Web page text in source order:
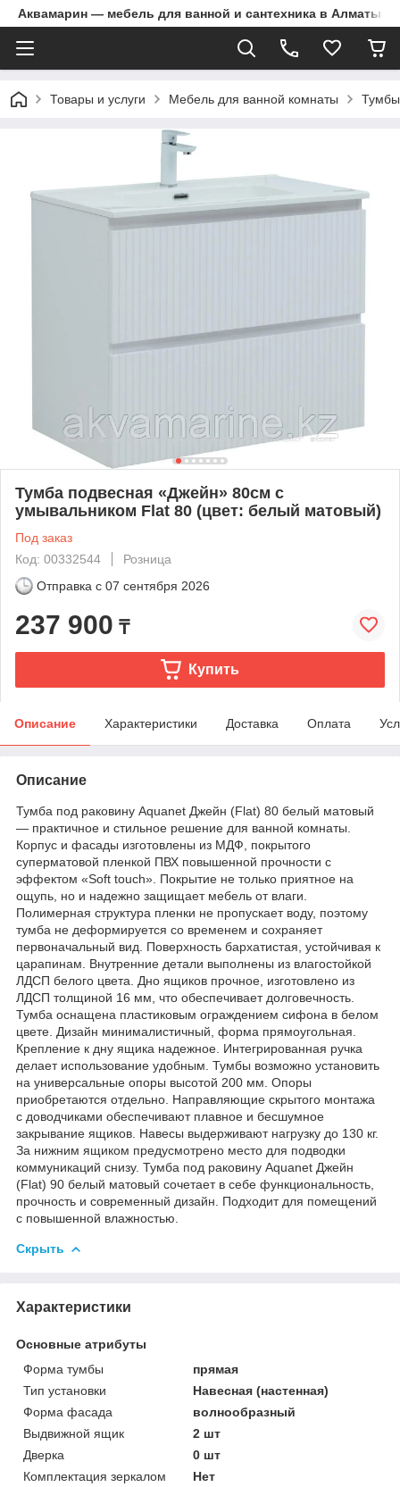
Аквамарин — мебель для ванной и сантехника в Алматы |
Товары и услуги Мебель для ванной комнаты
Тумба подвесная «Джейн» 80см с
умывальником Flat 80 (цвет: белый матовый)
Под заказ
Код: 00332544
Розница
Отправка с 07 сентября 2026
237 900 ₸
Купить
Описание Характеристики Доставка Оплата
Описание
Тумба под раковину Aquanet Джейн (Flat) 80 белый матовый
— практичное и стильное решение для ванной комнаты.
Корпус и фасады изготовлены из МДФ, покрытого
суперматовой пленкой ПВХ повышенной прочности с
эффектом «Soft touch». Покрытие не только приятное на
ощупь, но и надежно защищает мебель от влаги.
Полимерная структура пленки не пропускает воду, поэтому
тумба не деформируется со временем и сохраняет
первоначальный вид. Поверхность бархатистая, устойчивая к
царапинам. Внутренние детали выполнены из влагостойкой
ЛДСП белого цвета. Дно ящиков прочное, изготовлено из
ЛДСП толщиной 16 мм, что обеспечивает долговечность.
Тумба оснащена пластиковым ограждением сифона в белом
цвете. Дизайн минималистичный, форма прямоугольная.
Крепление к дну ящика надежное. Интегрированная ручка
делает использование удобным. Тумбы возможно установить
на универсальные опоры высотой 200 мм. Опоры
приобретаются отдельно. Направляющие скрытого монтажа
с доводчиками обеспечивают плавное и бесшумное
закрывание ящиков. Навесы выдерживают нагрузку до 130 кг.
За нижним ящиком предусмотрено место для подводки
коммуникаций снизу. Тумба под раковину Aquanet Джейн
(Flat) 90 белый матовый сочетает в себе функциональность,
прочность и современный дизайн. Подходит для помещений
с повышенной влажностью.
Скрыть
Характеристики
Основные атрибуты
Форма тумбы
прямая
Тип установки
Навесная (настенная)
Форма фасада
волнообразный
Выдвижной ящик
2 шт
Дверка
0 шт
Комплектация зеркалом
Нет